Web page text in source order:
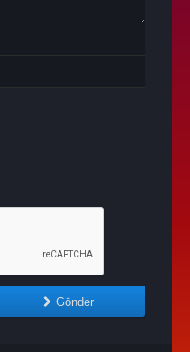
Gönder